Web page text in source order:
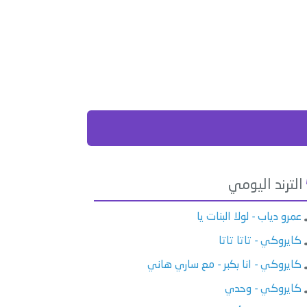
الترند اليومي
عمرو دياب - لولا البنات يا
كايروكي - تاتا تاتا
كايروكي - انا بكبر - مع ساري هاني
كايروكي - وحدي